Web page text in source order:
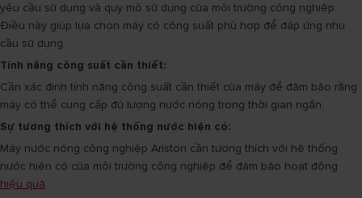
yêu cầu sử dụng và quy mô sử dụng của môi trường công nghiệp.
Điều này giúp lựa chọn máy có công suất phù hợp để đáp ứng nhu
cầu sử dụng.
Tính năng công suất cần thiết:
Cần xác định tính năng công suất cần thiết của máy để đảm bảo rằng
máy có thể cung cấp đủ lượng nước nóng trong thời gian ngắn.
Sự tương thích với hệ thống nước hiện có:
Máy nước nóng công nghiệp Ariston cần tương thích với hệ thống
nước hiện có của môi trường công nghiệp để đảm bảo hoạt động
hiệu quả.